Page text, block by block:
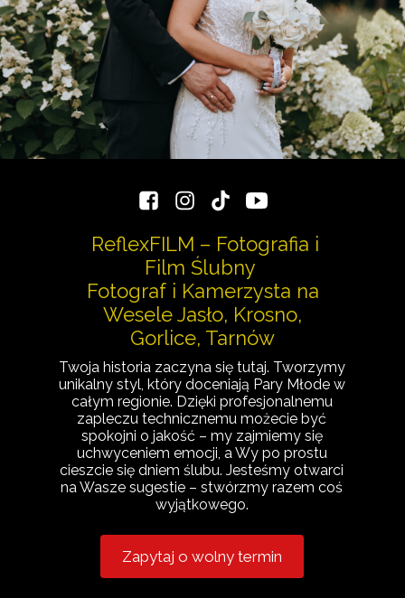
Zapytaj o wolny termin
Twoja historia zaczyna się tutaj. Tworzymy
unikalny styl, który doceniają Pary Młode w
całym regionie. Dzięki profesjonalnemu
zapleczu technicznemu możecie być
spokojni o jakość – my zajmiemy się
uchwyceniem emocji, a Wy po prostu
cieszcie się dniem ślubu. Jesteśmy otwarci
na Wasze sugestie – stwórzmy razem coś
wyjątkowego.
ReflexFILM – Fotografia i
Film Ślubny
Fotograf i Kamerzysta na
Wesele Jasło, Krosno,
Gorlice, Tarnów